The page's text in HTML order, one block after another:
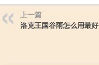
上一篇
洛克王国谷雨怎么用最好